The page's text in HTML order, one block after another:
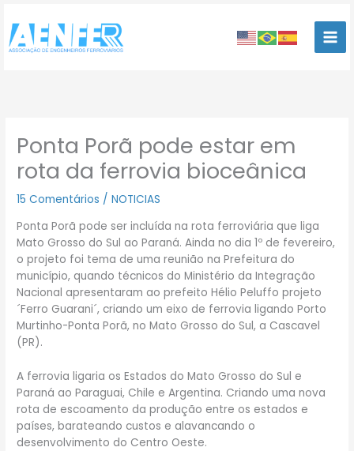
para
conteúdo
Ponta Porã pode estar em
rota da ferrovia bioceânica
15 Comentários /NOTICIAS
Ponta Porã pode ser incluída na rota ferroviária que liga
Mato Grosso do Sul ao Paraná. Ainda no dia 1º de fevereiro,
o projeto foi tema de uma reunião na Prefeitura do
município, quando técnicos do Ministério da Integração
Nacional apresentaram ao prefeito Hélio Peluffo projeto
´Ferro Guarani´, criando um eixo de ferrovia ligando Porto
Murtinho-Ponta Porã, no Mato Grosso do Sul, a Cascavel
(PR).
A ferrovia ligaria os Estados do Mato Grosso do Sul e
Paraná ao Paraguai, Chile e Argentina. Criando uma nova
rota de escoamento da produção entre os estados e
países, barateando custos e alavancando o
desenvolvimento do Centro Oeste.